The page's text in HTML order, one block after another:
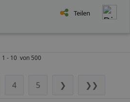
Teilen
1 - 10 von 500
4 5 ❯ ❯❯